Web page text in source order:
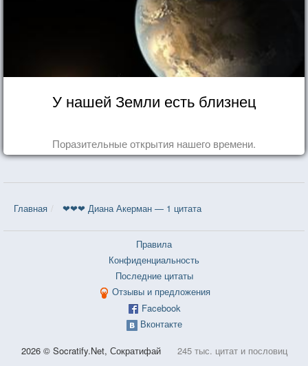
У нашей Земли есть близнец
Поразительные открытия нашего времени.
Главная ❤❤❤ Диана Акерман — 1 цитата
Правила
Конфиденциальность
Последние цитаты
Отзывы и предложения
Facebook
Вконтакте
2026 © Socratify.Net, Сократифай 245 тыс. цитат и пословиц